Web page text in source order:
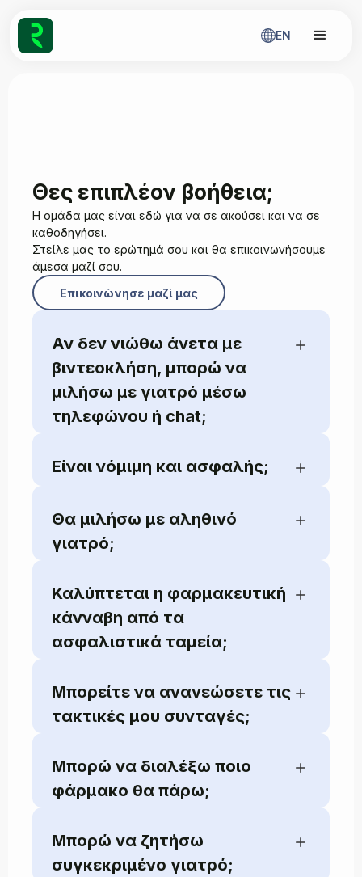
EN
Θες επιπλέον βοήθεια;
Η ομάδα μας είναι εδώ για να σε ακούσει και να σε
καθοδηγήσει.
Στείλε μας το ερώτημά σου και θα επικοινωνήσουμε
άμεσα μαζί σου.
Επικοινώνησε μαζί μας
Αν δεν νιώθω άνετα με
βιντεοκλήση, μπορώ να
μιλήσω με γιατρό μέσω
τηλεφώνου ή chat;
Είναι νόμιμη και ασφαλής;
Θα μιλήσω με αληθινό
γιατρό;
Καλύπτεται η φαρμακευτική
κάνναβη από τα
ασφαλιστικά ταμεία;
Μπορείτε να ανανεώσετε τις
τακτικές μου συνταγές;
Μπορώ να διαλέξω ποιο
φάρμακο θα πάρω;
Μπορώ να ζητήσω
συγκεκριμένο γιατρό;